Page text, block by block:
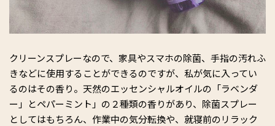
クリーンスプレーなので、家具やスマホの除菌、手指の汚れふ
きなどに使用することができるのですが、私が気に入ってい
るのはその香り。天然のエッセンシャルオイルの「ラベンダ
ー」とペパーミント」の２種類の香りがあり、除菌スプレー
としてはもちろん、作業中の気分転換や、就寝前のリラック